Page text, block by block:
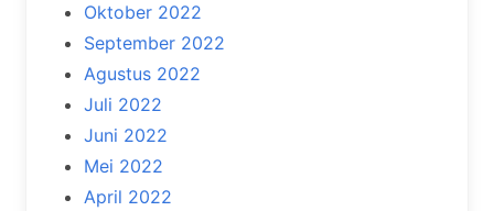
Oktober 2022
September 2022
Agustus 2022
Juli 2022
Juni 2022
Mei 2022
April 2022